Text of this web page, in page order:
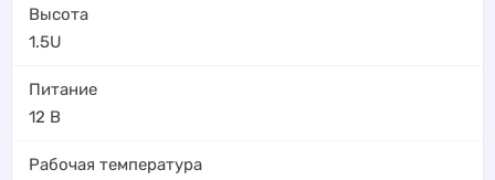
Высота
1.5U
Питание
12 В
Рабочая температура